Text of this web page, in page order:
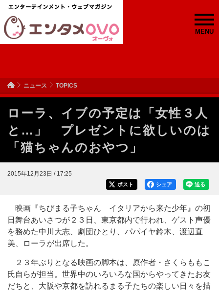
MENU
ニュース TOPICS
ローラ、イブの予定は「女性３人
と…」 プレゼントに欲しいのは
「猫ちゃんのおやつ」
2015年12月23日 / 17:25
送る
シェア
ポスト
映画『ちびまる子ちゃん イタリアから来た少年』の初
日舞台あいさつが２３日、東京都内で行われ、ゲスト声優
を務めた中川大志、劇団ひとり、パパイヤ鈴木、渡辺直
美、ローラが出席した。
２３年ぶりとなる映画の脚本は、原作者・さくらももこ
氏自らが担当。世界中のいろいろな国からやってきたお友
だちと、大阪や京都を訪れるまる子たちの楽しい日々を描